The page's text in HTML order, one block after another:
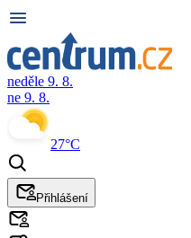
neděle 9. 8.
ne 9. 8.
27°C
Přihlášení